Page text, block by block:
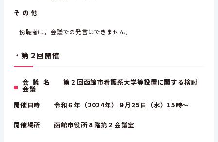
そ の 他
傍聴者は，会議での発言はできません。
・第２回開催
会 議 名 第２回函館市看護系大学等設置に関する検討
会議
開催日時 令和６年（2024年）９月25日（水）15時～
開催場所 函館市役所８階第２会議室